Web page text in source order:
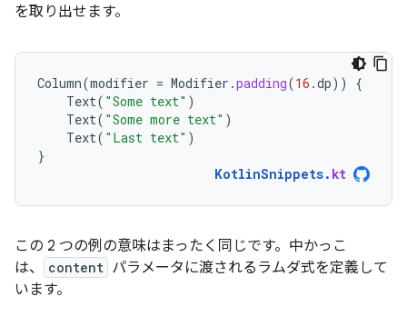
を取り出せます。
Column(modifier = Modifier .padding(16.dp))
{
Text( "Some text" )
Text( "Some more text" )
Text( "Last text" )
}
KotlinSnippets. kt
この 2 つの例の意味はまったく同じです。中かっこ
は、
content パラメータに渡されるラムダ式を定義して
います。